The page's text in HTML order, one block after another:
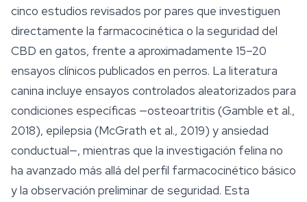
cinco estudios revisados por pares que investiguen
directamente la farmacocinética o la seguridad del
CBD en gatos, frente a aproximadamente 15–20
ensayos clínicos publicados en perros. La literatura
canina incluye ensayos controlados aleatorizados para
condiciones específicas —osteoartritis (Gamble et al.,
2018), epilepsia (McGrath et al., 2019) y ansiedad
conductual—, mientras que la investigación felina no
ha avanzado más allá del perfil farmacocinético básico
y la observación preliminar de seguridad. Esta